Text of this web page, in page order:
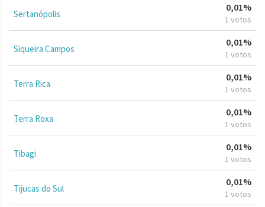
Sertanópolis
0,01%
1 votos
Siqueira Campos
0,01%
1 votos
Terra Rica
0,01%
1 votos
Terra Roxa
0,01%
1 votos
Tibagi
0,01%
1 votos
Tijucas do Sul
0,01%
1 votos